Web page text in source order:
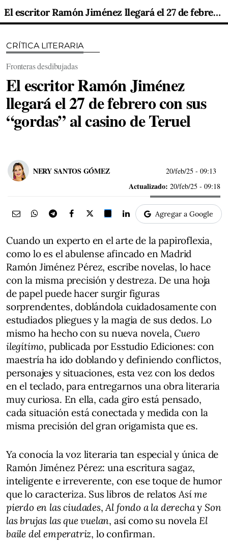
El escritor Ramón Jiménez llegará el 27 de febrero con sus “gordas” al casino de Teruel
CRÍTICA LITERARIA
Fronteras desdibujadas
El escritor Ramón Jiménez
llegará el 27 de febrero con sus
“gordas” al casino de Teruel
NERY SANTOS GÓMEZ 20/feb/25 - 09:13
Actualizado: 20/feb/25 - 09:18
Agregar a Google
Cuando un experto en el arte de la papiroflexia,
como lo es el abulense afincado en Madrid
Ramón Jiménez Pérez, escribe novelas, lo hace
con la misma precisión y destreza. De una hoja
de papel puede hacer surgir figuras
sorprendentes, doblándola cuidadosamente con
estudiados pliegues y la magia de sus dedos. Lo
mismo ha hecho con su nueva novela, Cuero
ilegítimo, publicada por Esstudio Ediciones: con
maestría ha ido doblando y definiendo conflictos,
personajes y situaciones, esta vez con los dedos
en el teclado, para entregarnos una obra literaria
muy curiosa. En ella, cada giro está pensado,
cada situación está conectada y medida con la
misma precisión del gran origamista que es.
Ya conocía la voz literaria tan especial y única de
Ramón Jiménez Pérez: una escritura sagaz,
inteligente e irreverente, con ese toque de humor
que lo caracteriza. Sus libros de relatosAsí me
pierdo en las ciudades,Al fondo a la derechay Son
las brujas las que vuelan, así como su novelaEl
baile del emperatriz, lo confirman.